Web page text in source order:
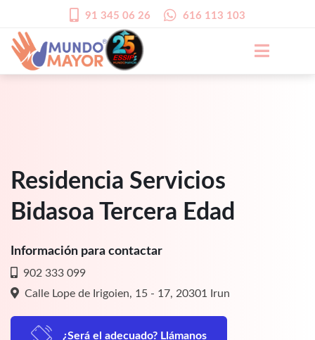
91 345 06 26 616 113 103
Residencia Servicios
Bidasoa Tercera Edad
Información para contactar
902 333 099
Calle Lope de Irigoien, 15 - 17, 20301 Irun
¿Será el adecuado? Llámanos